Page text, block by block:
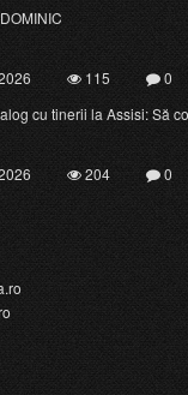
115
0
cu tinerii la Assisi: Să
204 0